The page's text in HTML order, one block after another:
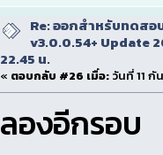
Re: ออกสำหรับทดสอ
v3.0.0.54+ Update
22.45 น.
« ตอบกลับ #26 เมื่อ: วันที่ 11 กั
ลองอีกรอบ